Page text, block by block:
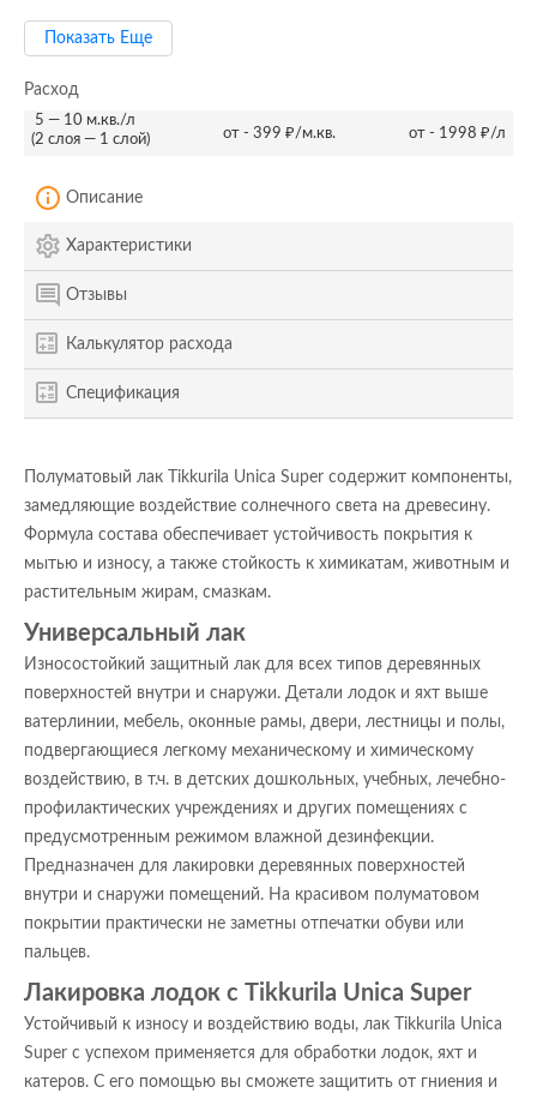
Показать Еще
Расход
5 — 10 м.кв./л
(2 слоя — 1 слой)
от - 399 ₽/м.кв. от - 1998 ₽/л
Описание
Характеристики
Отзывы
Калькулятор расхода
Спецификация
Полуматовый лак Tikkurila Unica Super содержит компоненты,
замедляющие воздействие солнечного света на древесину.
Формула состава обеспечивает устойчивость покрытия к
мытью и износу, а также стойкость к химикатам, животным и
растительным жирам, смазкам.
Универсальный лак
Износостойкий защитный лак для всех типов деревянных
поверхностей внутри и снаружи. Детали лодок и яхт выше
ватерлинии, мебель, оконные рамы, двери, лестницы и полы,
подвергающиеся легкому механическому и химическому
воздействию, в т.ч. в детских дошкольных, учебных, лечебно-
профилактических учреждениях и других помещениях с
предусмотренным режимом влажной дезинфекции.
Предназначен для лакировки деревянных поверхностей
внутри и снаружи помещений. На красивом полуматовом
покрытии практически не заметны отпечатки обуви или
пальцев.
Лакировка лодок с Tikkurila Unica Super
Устойчивый к износу и воздействию воды, лак Tikkurila Unica
Super с успехом применяется для обработки лодок, яхт и
катеров. С его помощью вы сможете защитить от гниения и